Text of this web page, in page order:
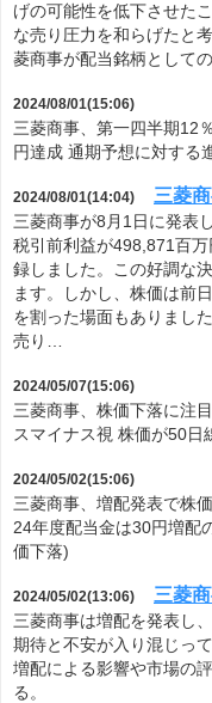
げの可能性を低下させた
な売り圧力を和らげたと
菱商事が配当銘柄として
2024/08/01(15:06)
三菱商事、第一四半期12
円達成 通期予想に対する
2024/08/01(14:04) 三菱
三菱商事が8月1日に発表
税引前利益が498,871百
録しました。この好調な
ます。しかし、株価は前
を割った場面もありまし
売り…
2024/05/07(15:06)
三菱商事、株価下落に注
スマイナス視 株価が50日
2024/05/02(15:06)
三菱商事、増配発表で株
24年度配当金は30円増配
価下落)
2024/05/02(13:06) 三菱
三菱商事は増配を発表し
期待と不安が入り混じっ
増配による影響や市場の
る。